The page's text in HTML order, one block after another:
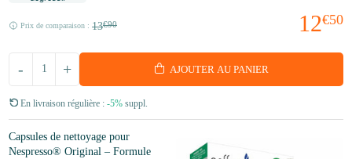
12€50
Prix de comparaison : 13€90
+
- AJOUTER AU PANIER
En livraison régulière : -5% suppl.
Capsules de nettoyage pour
Nespresso® Original – Formule